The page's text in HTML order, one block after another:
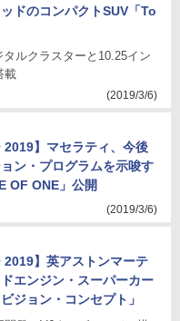
ドのコンパクトSUV「To
ルクラスターと10.25イン
載
(2019/3/6)
2019】マセラティ、今後
ン・プログラムを示唆す
OF ONE」公開
(2019/3/6)
2019】英アストンマーテ
エンジン・スーパーカー
ジョン・コンセプト」